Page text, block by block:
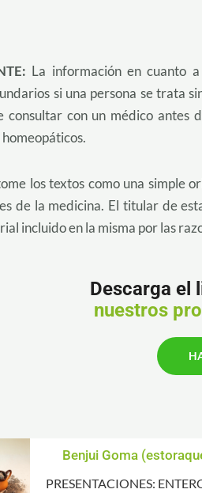
La información en cuanto
si una persona se trata
consultar con un médico antes
los textos como una simple
de la medicina. El titular de
incluido en la misma por las
Descarga el
nuestros
Benjui Goma
PRESENTACIONES: